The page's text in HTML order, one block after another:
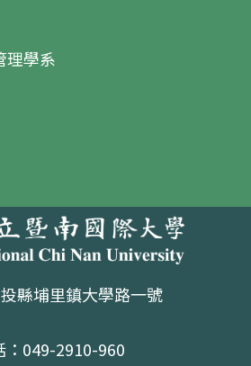
理學系
縣埔里鎮大學路一號
：049-2910-960